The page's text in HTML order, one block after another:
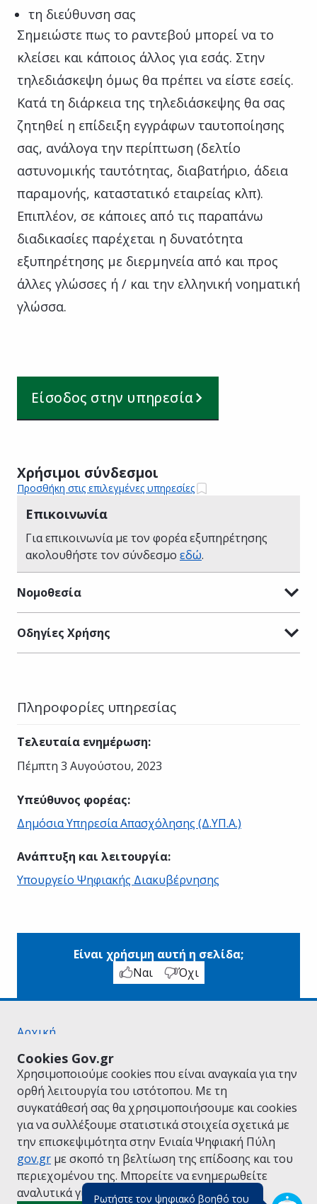
Ρωτήστε τον ψηφιακό βοηθό του
Cookies Gov.gr
Χρησιμοποιούμε cookies που είναι αναγκαία για την
ορθή λειτουργία του ιστότοπου. Με τη
συγκατάθεσή σας θα χρησιμοποιήσουμε και cookies
για να συλλέξουμε στατιστικά στοιχεία σχετικά με
την επισκεψιμότητα στην Ενιαία Ψηφιακή Πύλη
gov.gr με σκοπό τη βελτίωση της επίδοσης και του
περιεχομένου της. Μπορείτε να ενημερωθείτε
αναλυτικά για την Πολιτική Cookies.
τη διεύθυνση σας
Σημειώστε πως το ραντεβού μπορεί να το
κλείσει και κάποιος άλλος για εσάς. Στην
τηλεδιάσκεψη όμως θα πρέπει να είστε εσείς.
Κατά τη διάρκεια της τηλεδιάσκεψης θα σας
ζητηθεί η επίδειξη εγγράφων ταυτοποίησης
σας, ανάλογα την περίπτωση (δελτίο
αστυνομικής ταυτότητας, διαβατήριο, άδεια
παραμονής, καταστατικό εταιρείας κλπ).
Επιπλέον, σε κάποιες από τις παραπάνω
διαδικασίες παρέχεται η δυνατότητα
εξυπηρέτησης με διερμηνεία από και προς
άλλες γλώσσες ή / και την ελληνική νοηματική
γλώσσα.
Είσοδος στην υπηρεσία
Χρήσιμοι σύνδεσμοι
Προσθήκη στις επιλεγμένες υπηρεσίες
Επικοινωνία
Για επικοινωνία με τον φορέα εξυπηρέτησης
ακολουθήστε τον σύνδεσμο εδώ.
Νομοθεσία
Οδηγίες Χρήσης
Πληροφορίες υπηρεσίας
Τελευταία ενημέρωση:
Πέμπτη 3 Αυγούστου, 2023
Υπεύθυνος φορέας:
Δημόσια Υπηρεσία Απασχόλησης (Δ.ΥΠ.Α.)
Ανάπτυξη και λειτουργία:
Υπουργείο Ψηφιακής Διακυβέρνησης
Είναι χρήσιμη αυτή η σελίδα;
Ναι
Όχι
Αρχική
Όροι Χρήσης
Πολιτική Απορρήτου
Δήλωση προσβασιμότητας
Πολιτική cookies
Προτάσεις για το gov.gr
Υλοποίηση από το Υπουργείο Ψηφιακής
Διακυβέρνησης
Ελληνικά |Αγγλικά